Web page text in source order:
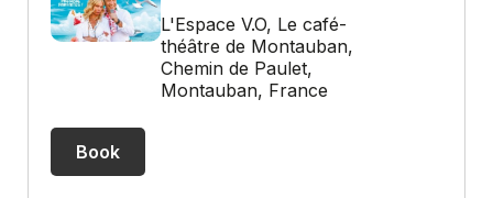
L'Espace V.O, Le café-
théâtre de Montauban,
Chemin de Paulet,
Montauban, France
Book